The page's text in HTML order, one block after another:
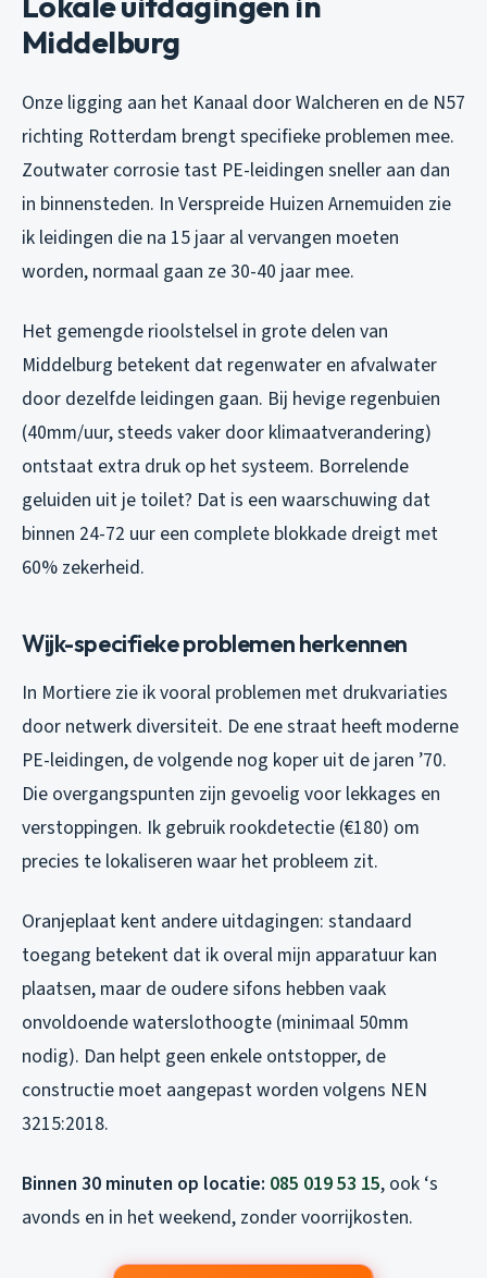
Middelburg
Onze ligging aan het Kanaal door Walcheren en de N57
richting Rotterdam brengt specifieke problemen mee.
Zoutwater corrosie tast PE-leidingen sneller aan dan
in binnensteden. In Verspreide Huizen Arnemuiden zie
ik leidingen die na 15 jaar al vervangen moeten
worden, normaal gaan ze 30-40 jaar mee.
Het gemengde rioolstelsel in grote delen van
Middelburg betekent dat regenwater en afvalwater
door dezelfde leidingen gaan. Bij hevige regenbuien
(40mm/uur, steeds vaker door klimaatverandering)
ontstaat extra druk op het systeem. Borrelende
geluiden uit je toilet? Dat is een waarschuwing dat
binnen 24-72 uur een complete blokkade dreigt met
60% zekerheid.
Wijk-specifieke problemen herkennen
In Mortiere zie ik vooral problemen met drukvariaties
door netwerk diversiteit. De ene straat heeft moderne
PE-leidingen, de volgende nog koper uit de jaren ’70.
Die overgangspunten zijn gevoelig voor lekkages en
verstoppingen. Ik gebruik rookdetectie (€180) om
precies te lokaliseren waar het probleem zit.
Oranjeplaat kent andere uitdagingen: standaard
toegang betekent dat ik overal mijn apparatuur kan
plaatsen, maar de oudere sifons hebben vaak
onvoldoende waterslothoogte (minimaal 50mm
nodig). Dan helpt geen enkele ontstopper, de
constructie moet aangepast worden volgens NEN
3215:2018.
Binnen 30 minuten op locatie: 085 019 53 15, ook ‘s
avonds en in het weekend, zonder voorrijkosten.